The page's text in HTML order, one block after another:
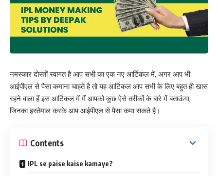
नमस्कार दोस्तों स्वागत है आप सभी का एक नए आर्टिकल में, अगर आप भी
आईपीएल से पैसा कमाना चाहते है तो यह आर्टिकल आप सभी के लिए बहुत ही खास
रहने वाला हैं इस आर्टिकल में मैं आपको कुछ ऐसे तरीकों के बारे में बताऊंगा,
जिनका इस्तेमाल करके आप आईपीएल से पैसा कमा सकते है।
Contents
IPL se paise kaise kamaye?